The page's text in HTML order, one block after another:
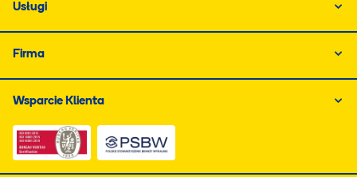
Usługi
Firma
Wsparcie Klienta
Link do dokumentu PDF z certyfikatem ISO, otwiera
Link do dokumentu PDF z certyfikatem